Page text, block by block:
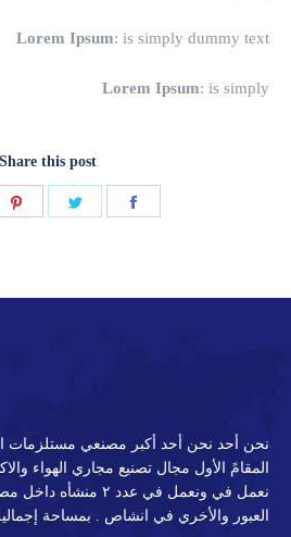
Lorem Ipsum: is simply dummy text
Lorem Ipsum: is simply
Share this post
نحن أحد نحن أحد أكبر مصنعي مستلزمات
المقامً الأول مجال تصنيع مجاري الهواء
نعمل في ونعمل في عدد
العبور والأخري في انشاص . بمساحة إجمالية تزيد عن